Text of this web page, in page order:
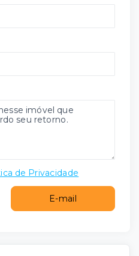
de Privacidade
E-mail